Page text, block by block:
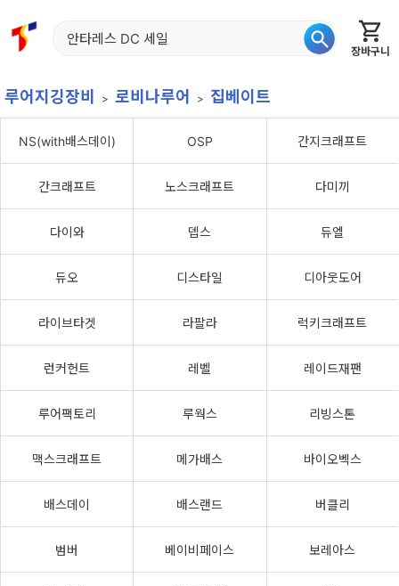
장바구니
홈 신상품 재입고 베스트 특가
루어지깅장비 로비나루어 집베이트
NS(with배스데이) OSP 간지크래프트
간크래프트 노스크래프트 다미끼
다이와 뎁스 듀엘
듀오 디스타일 디아웃도어
라이브타겟 라팔라 럭키크래프트
런커헌트 레벨 레이드재팬
루어팩토리 루웍스 리빙스톤
맥스크래프트 메가배스 바이오벡스
배스데이 배스랜드 버클리
범버 베이비페이스 보레아스